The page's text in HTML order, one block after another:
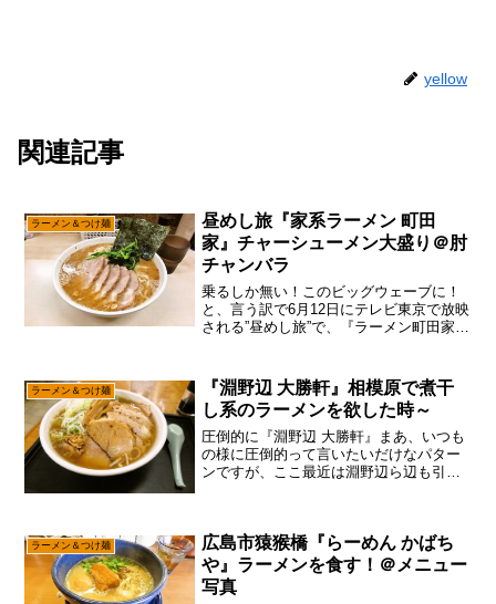
yellow
関連記事
ラーメン＆つけ麺
昼めし旅『家系ラーメン 町田
家』チャーシューメン大盛り＠肘
チャンバラ
乗るしか無い！このビッグウェーブに！
と、言う訳で6月12日にテレビ東京で放映
される”昼めし旅”で、『ラーメン町田家
や、別にテレビとか見てないので、テレ
ビで紹介されるとか...
ラーメン＆つけ麺
『淵野辺 大勝軒』相模原で煮干
し系のラーメンを欲した時～
圧倒的に『淵野辺 大勝軒』まあ、いつも
の様に圧倒的って言いたいだけなパター
ンですが、ここ最近は淵野辺ら辺も引っ
ためて『淵野辺 大勝軒...
ラーメン＆つけ麺
広島市猿猴橋『らーめん かばち
や』ラーメンを食す！＠メニュー
写真